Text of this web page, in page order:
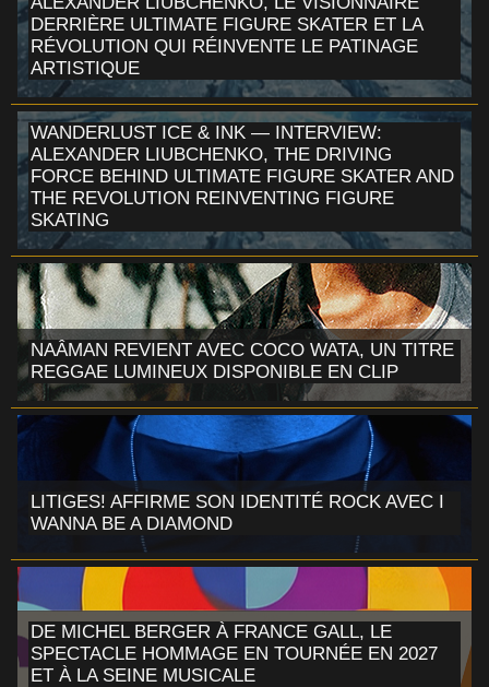
DERRIÈRE ULTIMATE FIGURE SKATER ET LA
RÉVOLUTION QUI RÉINVENTE LE PATINAGE
ARTISTIQUE
WANDERLUST ICE & INK — INTERVIEW:
ALEXANDER LIUBCHENKO, THE DRIVING
FORCE BEHIND ULTIMATE FIGURE SKATER AND
THE REVOLUTION REINVENTING FIGURE
SKATING
NAÂMAN REVIENT AVEC COCO WATA, UN TITRE
REGGAE LUMINEUX DISPONIBLE EN CLIP
LITIGES! AFFIRME SON IDENTITÉ ROCK AVEC I
WANNA BE A DIAMOND
DE MICHEL BERGER À FRANCE GALL, LE
SPECTACLE HOMMAGE EN TOURNÉE EN 2027
ET À LA SEINE MUSICALE